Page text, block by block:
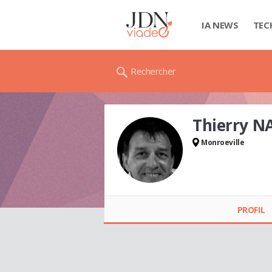
IA NEWS
Rechercher
Thierry
Monroeville
PROFIL